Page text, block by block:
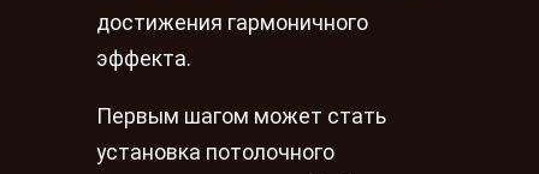
достижения гармоничного
эффекта.
Первым шагом может стать
установка потолочного